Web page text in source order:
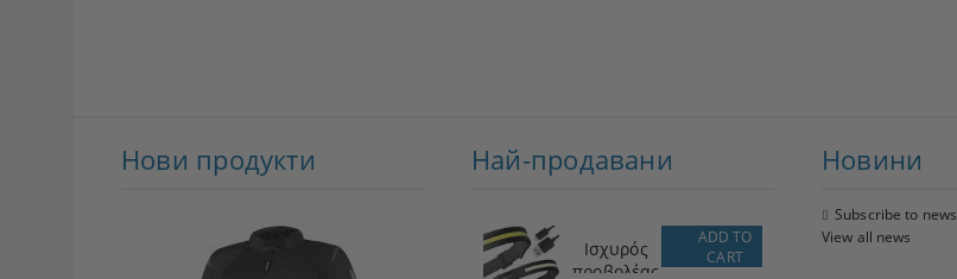
Нови продукти Най-продавани
Ισχυρός
προβολέας
ADD TO
CART
Новини
Subscribe to news
View all news